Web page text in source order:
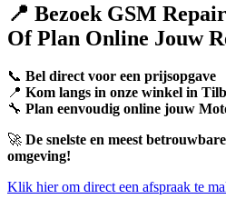
📍 Bezoek GSM
Of Plan Online Jouw
📞 Bel direct voor een prijsopgave
📍 Kom langs in onze winkel in
🔧 Plan eenvoudig online jouw
🚀 De snelste en meest
omgeving!
Klik hier om direct een afspraak te